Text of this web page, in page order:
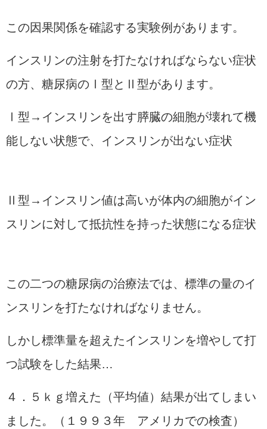
この因果関係を確認する実験例があります。
インスリンの注射を打たなければならない症状
の方、糖尿病のⅠ型とⅡ型があります。
Ⅰ型→インスリンを出す膵臓の細胞が壊れて機
能しない状態で、インスリンが出ない症状
Ⅱ型→インスリン値は高いが体内の細胞がイン
スリンに対して抵抗性を持った状態になる症状
この二つの糖尿病の治療法では、標準の量のイ
ンスリンを打たなければなりません。
しかし標準量を超えたインスリンを増やして打
つ試験をした結果…
４．５ｋｇ増えた（平均値）結果が出てしまい
ました。（１９９３年 アメリカでの検査）